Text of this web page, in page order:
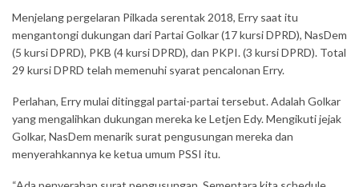
Menjelang pergelaran Pilkada serentak 2018, Erry saat itu
mengantongi dukungan dari Partai Golkar (17 kursi DPRD), NasDem
(5 kursi DPRD), PKB (4 kursi DPRD), dan PKPI. (3 kursi DPRD). Total
29 kursi DPRD telah memenuhi syarat pencalonan Erry.
Perlahan, Erry mulai ditinggal partai-partai tersebut. Adalah Golkar
yang mengalihkan dukungan mereka ke Letjen Edy. Mengikuti jejak
Golkar, NasDem menarik surat pengusungan mereka dan
menyerahkannya ke ketua umum PSSI itu.